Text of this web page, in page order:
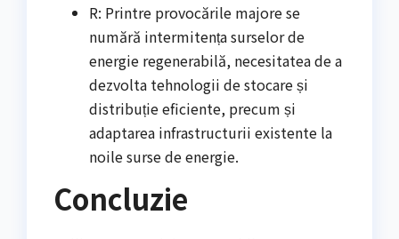
R: Printre provocările majore se
numără intermitența surselor de
energie regenerabilă, necesitatea de a
dezvolta tehnologii de stocare și
distribuție eficiente, precum și
adaptarea infrastructurii existente la
noile surse de energie.
Concluzie